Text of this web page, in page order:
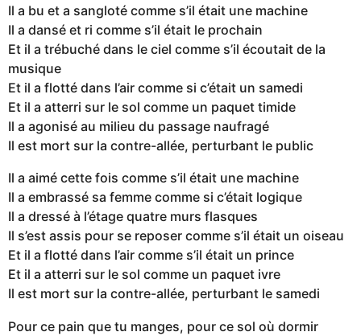
Il a bu et a sangloté comme s’il était une machine
Il a dansé et ri comme s’il était le prochain
Et il a trébuché dans le ciel comme s’il écoutait de la
musique
Et il a flotté dans l’air comme si c’était un samedi
Et il a atterri sur le sol comme un paquet timide
Il a agonisé au milieu du passage naufragé
Il est mort sur la contre-allée, perturbant le public
Il a aimé cette fois comme s’il était une machine
Il a embrassé sa femme comme si c’était logique
Il a dressé à l’étage quatre murs flasques
Il s’est assis pour se reposer comme s’il était un oiseau
Et il a flotté dans l’air comme s’il était un prince
Et il a atterri sur le sol comme un paquet ivre
Il est mort sur la contre-allée, perturbant le samedi
Pour ce pain que tu manges, pour ce sol où dormir